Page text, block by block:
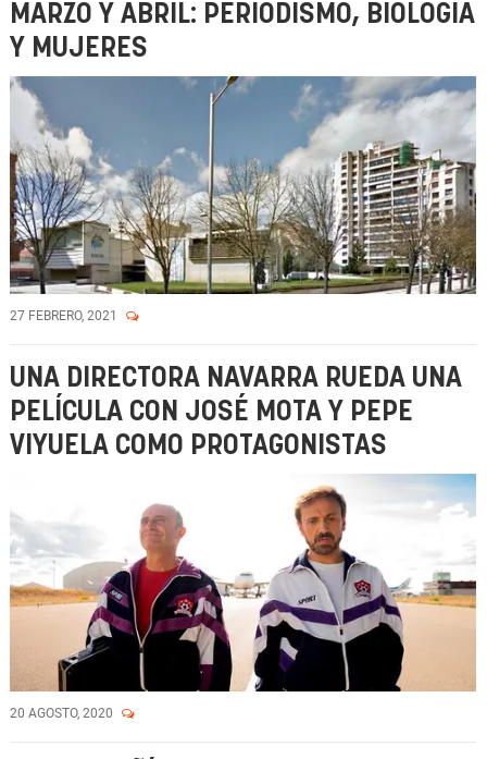
MARZO Y ABRIL: PERIODISMO, BIOLOGÍA
Y MUJERES
27 FEBRERO, 2021
UNA DIRECTORA NAVARRA RUEDA UNA
PELÍCULA CON JOSÉ MOTA Y PEPE
VIYUELA COMO PROTAGONISTAS
20 AGOSTO, 2020